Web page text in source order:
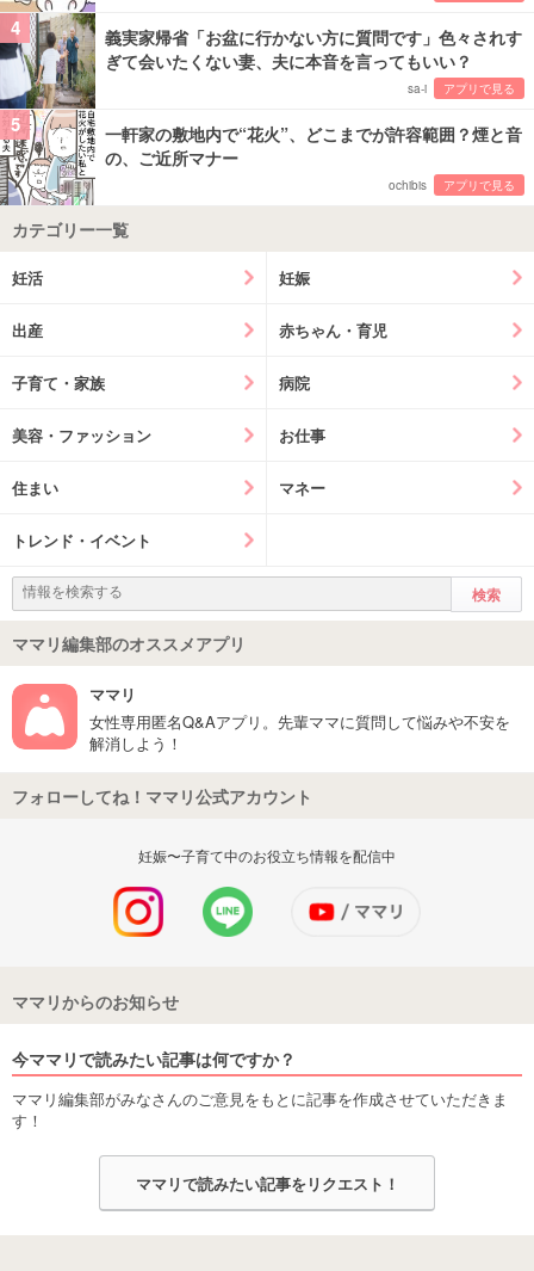
4
義実家帰省「お盆に行かない方に質問です」色々されす
ぎて会いたくない妻、夫に本音を言ってもいい？
sa-i アプリで見る
5
一軒家の敷地内で“花火”、どこまでが許容範囲？煙と音
の、ご近所マナー
ochibis アプリで見る
カテゴリー一覧
妊活 妊娠
出産 赤ちゃん・育児
子育て・家族 病院
美容・ファッション お仕事
住まい マネー
トレンド・イベント
ママリ編集部のオススメアプリ
ママリ
女性専用匿名Q&Aアプリ。先輩ママに質問して悩みや不安を
解消しよう！
フォローしてね！ママリ公式アカウント
妊娠〜子育て中のお役立ち情報を配信中
ママリからのお知らせ
今ママリで読みたい記事は何ですか？
ママリ編集部がみなさんのご意見をもとに記事を作成させていただきま
す！
ママリで読みたい記事をリクエスト！